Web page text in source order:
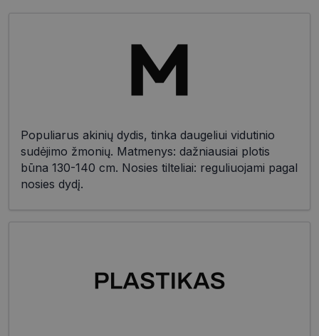
Populiarus akinių dydis, tinka daugeliui vidutinio
sudėjimo žmonių. Matmenys: dažniausiai plotis
būna 130-140 cm. Nosies tilteliai: reguliuojami pagal
nosies dydį.